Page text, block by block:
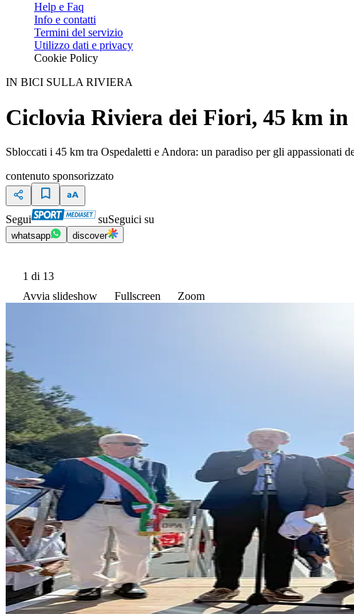
Help e Faq
Info e contatti
Termini del servizio
Utilizzo dati e privacy
Cookie Policy
IN BICI SULLA RIVIERA
Ciclovia Riviera dei Fiori, 45 km
Sbloccati i 45 km tra Ospedaletti e Andora: un paradiso per gli
contenuto sponsorizzato
Segui suSeguici su
whatsapp discover
1 di 13
Avvia slideshow
Fullscreen Zoom